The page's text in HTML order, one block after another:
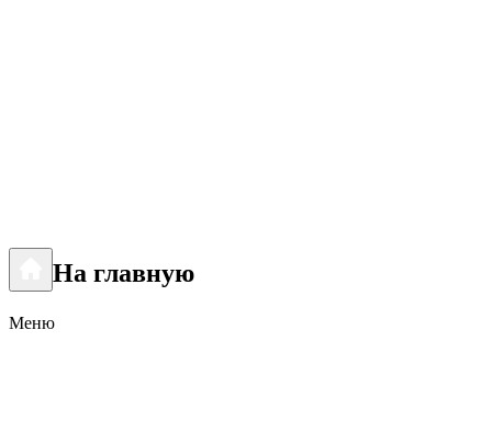
На главную
Меню